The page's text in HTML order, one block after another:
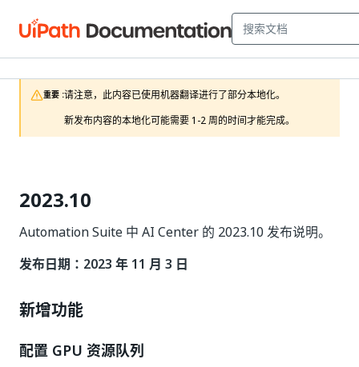
重要 :请注意，此内容已使用机器翻译进行了部分本地化。
新发布内容的本地化可能需要 1-2 周的时间才能完成。
2023.10
Automation Suite 中 AI Center 的 2023.10 发布说明。
发布日期：2023 年 11 月 3 日
新增功能
配置 GPU 资源队列